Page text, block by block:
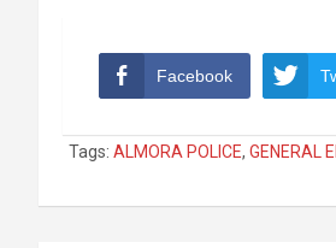
Facebook
Tags: ALMORA POLICE, GENERAL